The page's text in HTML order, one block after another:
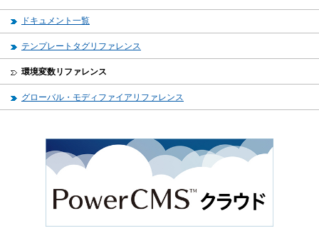
ドキュメント一覧
テンプレートタグリファレンス
環境変数リファレンス
グローバル・モディファイアリファレンス